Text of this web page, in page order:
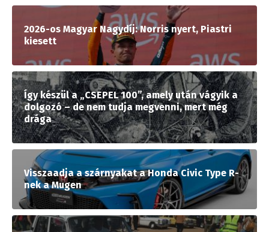
2026-os Magyar Nagydíj: Norris nyert, Piastri
kiesett
Így készül a „CSEPEL 100”, amely után vágyik a
dolgozó – de nem tudja megvenni, mert még
drága
Visszaadja a szárnyakat a Honda Civic Type R-
nek a Mugen